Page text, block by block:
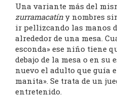
Una variante más del
zurramacatín y nombres
ir pellizcando las manos
alrededor de una mesa.
esconda» ese niño tiene
debajo de la mesa o en su
nuevo el adulto que guía
manita». Se trata de un
entretenido.